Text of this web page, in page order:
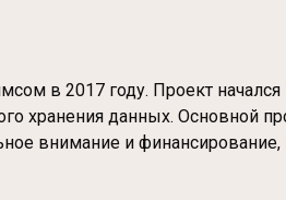
в 2017 году. Проект
хранения данных. Основной
внимание и